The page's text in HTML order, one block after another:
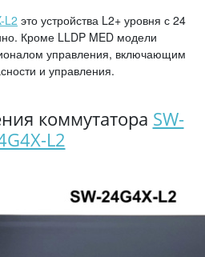
L2 это устройства L2+ уровня с 24
Кроме LLDP MED модели
управления, включающим
и управления.
коммутатора SW-
L2